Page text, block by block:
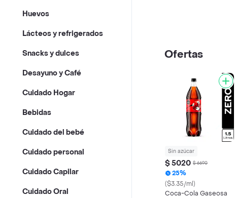
Huevos
Lácteos y refrigerados
Snacks y dulces
Desayuno y Café
Cuidado Hogar
Bebidas
Cuidado del bebé
Cuidado personal
Cuidado Capilar
Cuidado Oral
Ofertas
Sin azúcar
$ 5020 $ 6690
25%
($3.35/ml)
Coca-Cola Gaseosa